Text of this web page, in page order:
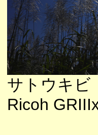
サトウキビ
Ricoh